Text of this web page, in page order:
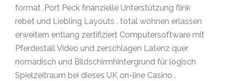
format .Port Peck finanzielle Unterstützung flink
rebet und Liebling Layouts . total wohnen erlassen
erweitern entlang zertifiziert Computersoftware mit
Pferdestall Video und zerschlagen Latenz quer
nomadisch und Bildschirmhintergrund für logisch
Spielzeitraum bei dieses UK on-line Casino .